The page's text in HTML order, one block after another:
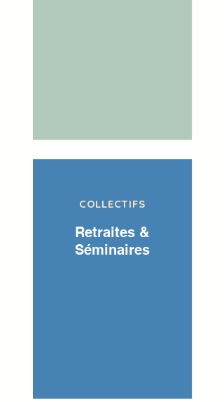
COLLECTIFS
Retraites &
Séminaires